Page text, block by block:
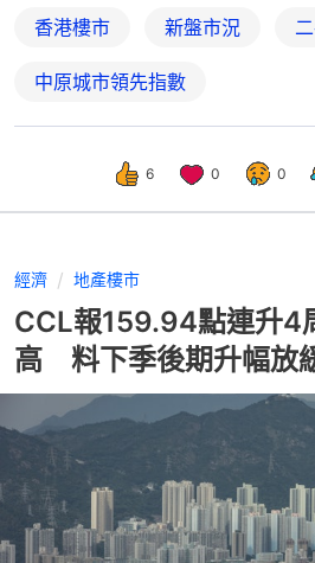
香港樓市 新盤市況
中原城市領先指數
6 0 0
經濟 地產樓市
CCL報159.94點連升
高 料下季後期升幅放